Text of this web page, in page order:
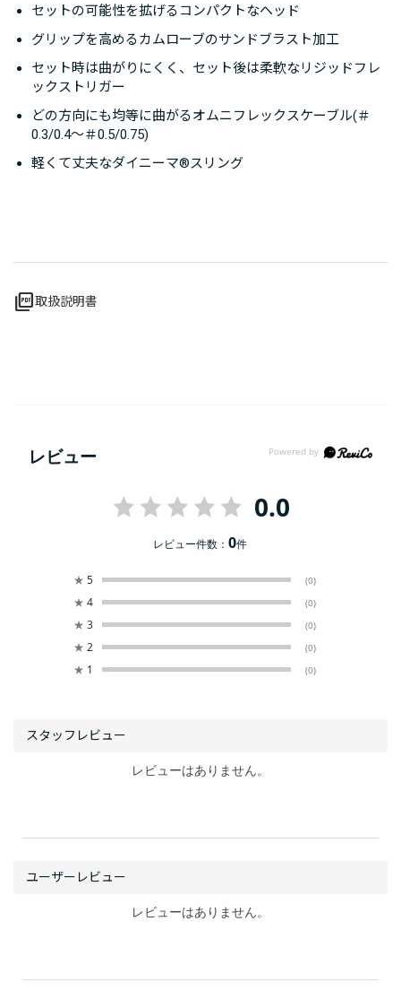
セットの可能性を拡げるコンパクトなヘッド
グリップを高めるカムローブのサンドブラスト加工
セット時は曲がりにくく、セット後は柔軟なリジッドフレ
ックストリガー
どの方向にも均等に曲がるオムニフレックスケーブル(＃
0.3/0.4～＃0.5/0.75)
軽くて丈夫なダイニーマ®スリング
picture_as_pdf取扱説明書
レビュー
0.0
レビュー件数：0件
★ 5 (0)
★ 4 (0)
★ 3 (0)
★ 2 (0)
★ 1 (0)
レビューはありません。
レビューはありません。